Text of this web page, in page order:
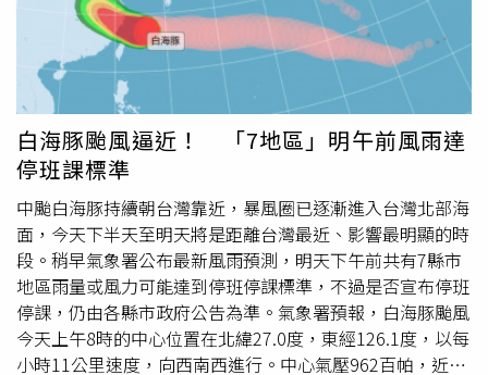
白海豚颱風逼近！ 「7地區」明午前風雨達
停班課標準
中颱白海豚持續朝台灣靠近，暴風圈已逐漸進入台灣北部海
面，今天下半天至明天將是距離台灣最近、影響最明顯的時
段。稍早氣象署公布最新風雨預測，明天下午前共有7縣市
地區雨量或風力可能達到停班停課標準，不過是否宣布停班
停課，仍由各縣市政府公告為準。氣象署預報，白海豚颱風
今天上午8時的中心位置在北緯27.0度，東經126.1度，以每
小時11公里速度，向西南西進行。中心氣壓962百帕，近中